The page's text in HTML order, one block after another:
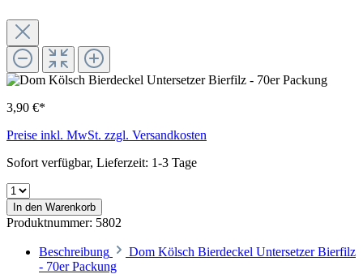
3,90 €*
Preise inkl. MwSt. zzgl. Versandkosten
Sofort verfügbar, Lieferzeit: 1-3 Tage
In den Warenkorb
Produktnummer: 5802
Beschreibung
Dom Kölsch Bierdeckel Untersetzer Bierfilz
- 70er Packung